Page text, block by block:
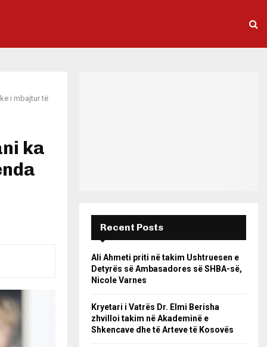
i mbajtur të
ka
Recent Posts
Ali Ahmeti priti në takim Ushtruesen e
Detyrës së Ambasadores së SHBA-së,
Nicole Varnes
Kryetari i Vatrës Dr. Elmi Berisha
zhvilloi takim në Akademinë e
Shkencave dhe të Arteve të Kosovës